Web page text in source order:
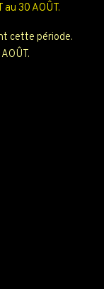
au 30 AOÛT.
cette période.